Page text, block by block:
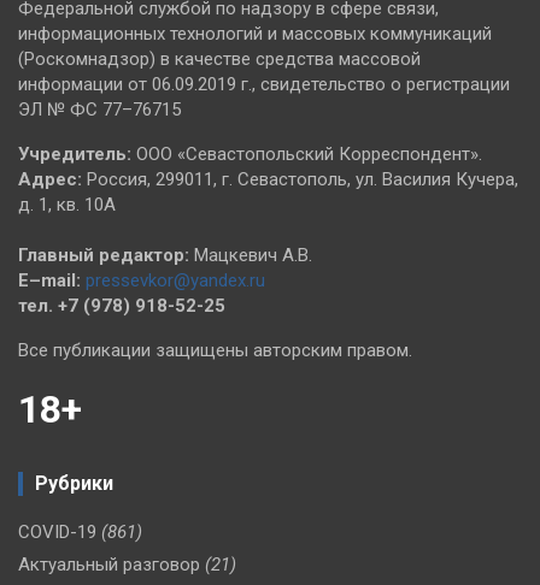
Федеральной службой по надзору в сфере связи,
информационных технологий и массовых коммуникаций
(Роскомнадзор) в качестве средства массовой
информации от 06.09.2019 г., свидетельство о регистрации
ЭЛ № ФС 77–76715
Учредитель: ООО «Севастопольский Корреспондент».
Адрес: Россия, 299011, г. Севастополь, ул. Василия Кучера,
д. 1, кв. 10А
Главный редактор: Мацкевич А.В.
E–mail: pressevkor@yandex.ru
тел. +7 (978) 918-52-25
Все публикации защищены авторским правом.
18+
Рубрики
COVID-19 (861)
Актуальный разговор (21)